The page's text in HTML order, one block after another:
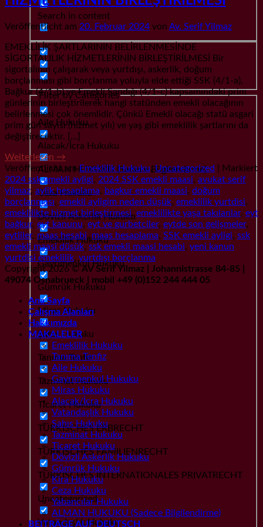
Search in content
Filter by Categories
Aile Hukuku
Alacak/İcra Hukuku
ALMAN HUKUKU (Sadece Bilgilendirme)
Ceza Hukuku
Dövizli Askerlik Hukuku
Emeklilik Hukuku
Gayrımenkul Hukuku
Gümrük Hukuku
Miras Hukuku
Şahıs Hukuku
Tanıma Tenfiz
Tazminat Hukuku
Ticaret Hukuku
TÜRKISCHES ERBRECHT
TÜRKISCHES FAMILIENRECHT
TÜRKISCHES INTERNATIONALES PRIVATRECHT
Uncategorized
Vatandaşlık Hukuku
Veröffentlicht am 20. Februar 2024 von Av. Serif Yilmaz
EMEKLİLİK ŞARTLARININ BELİRLENMESİNDE
SİGORTALILIK HİZMETLERİNİN BİRLEŞTİRİLMESİ Bir
sigortalının çalışarak veya yurtdışı, askerlik, doğum
borçlanması gibi borçlanma yoluyla elde ettiği SSK (4/1-a),
Bağkur (4/1-b) ve Emekli Sandığı (4/1-c) kapsamındaki prim
günlerinin birleştirilerek hangi statünden emekli olacağının
belirlenmesi çok önemlidir. Çünkü Emekli olacağı statü asgari
prim gün sayısı (hizmet yılı) ve yaş gibi emeklilik şartlarını da
değiştirecektir. […]
Weiterlesen →
Veröffentlicht amEmeklilik Hukuku,Uncategorized
Markiert
2024 ssk emekli ayligi, 2024 SSK emekli maasi, avukat serif
yilmaz, aylik hesaplama, bagkur emekli maasi, doğum
borçlanması, emekli ayligim neden düşük, emeklilik yurtdisi,
emeklilikte hizmet birleştirmesi,emeklilikte yaşa takılanlar, eyt
bağkur, eyt kanunu, eyt ve gurbetciler, eytde son gelişmeler,
eytliler, maas hesabi,maas hesaplama, SSK emekli ayligi, ssk
emekli maasi düsük, ssk emekli maasi hesabi, yeni kanun
yurtdisi emeklilik, yurtdışı borçlanma
Copyright 2026 ©AV Serif Yilmaz | Johannistrasse 84-85 |
49074 Osnabrueck | mobil +49 (0)152 244 444 05
Ana Sayfa
Çalışma Alanları
Hakkımızda
MAKALELER
Emeklilik Hukuku
Tanıma Tenfiz
Aile Hukuku
Gayrımenkul Hukuku
Miras Hukuku
Alacak/İcra Hukuku
Vatandaşlık Hukuku
Şahıs Hukuku
Tazminat Hukuku
Ticaret Hukuku
Dövizli Askerlik Hukuku
Gümrük Hukuku
Kira Hukuku
Ceza Hukuku
Yabancılar Hukuku
ALMAN HUKUKU (Sadece Bilgilendirme)
BEITRÄGE AUF DEUTSCH